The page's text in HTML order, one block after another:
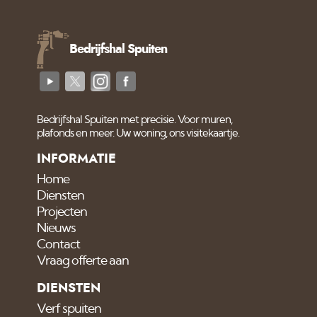
Bedrijfshal Spuiten
Bedrijfshal Spuiten met precisie. Voor muren,
plafonds en meer. Uw woning, ons visitekaartje.
INFORMATIE
Home
Diensten
Projecten
Nieuws
Contact
Vraag offerte aan
DIENSTEN
Verf spuiten